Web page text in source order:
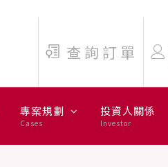
查詢訂單
專案規劃
Cases
投資人關係
Investor